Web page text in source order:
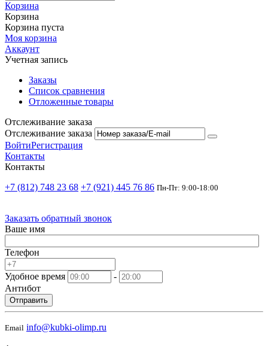
Корзина
Корзина
Корзина пуста
Моя корзина
Аккаунт
Учетная запись
Заказы
Список сравнения
Отложенные товары
Отслеживание заказа
Отслеживание заказа
ВойтиРегистрация
Контакты
Контакты
+7 (812) 748 23 68 +7 (921) 445 76 86 Пн-Пт: 9:00-18:00
Заказать обратный звонок
Ваше имя
Телефон
Удобное время
-
Антибот
Отправить
Email info@kubki-olimp.ru